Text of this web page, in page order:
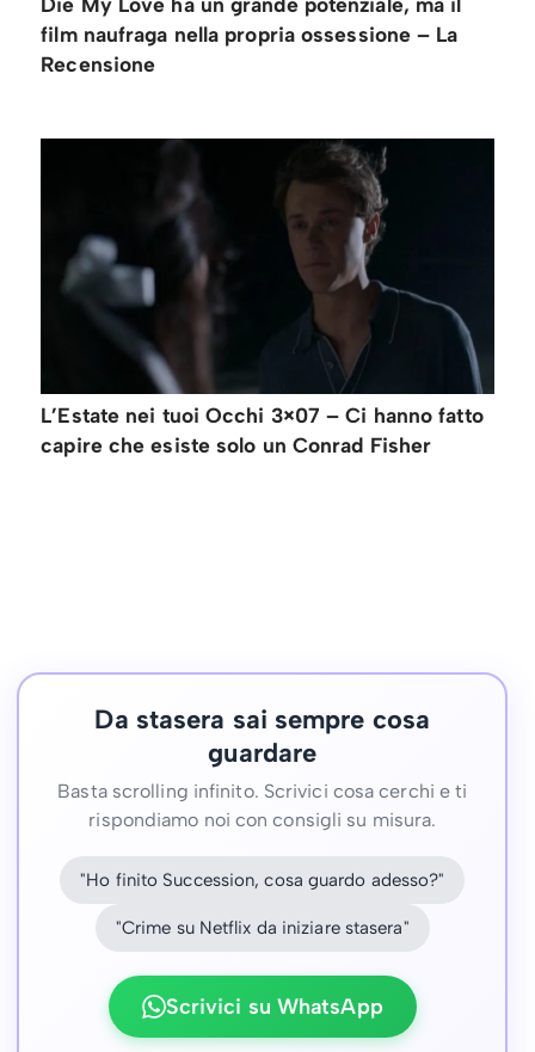
film naufraga nella propria ossessione – La
Recensione
L’Estate nei tuoi Occhi 3×07 – Ci hanno fatto
capire che esiste solo un Conrad Fisher
Da stasera sai sempre cosa
guardare
Basta scrolling infinito. Scrivici cosa cerchi e ti
rispondiamo noi con consigli su misura.
"Ho finito Succession, cosa guardo adesso?"
"Crime su Netflix da iniziare stasera"
Scrivici su WhatsApp